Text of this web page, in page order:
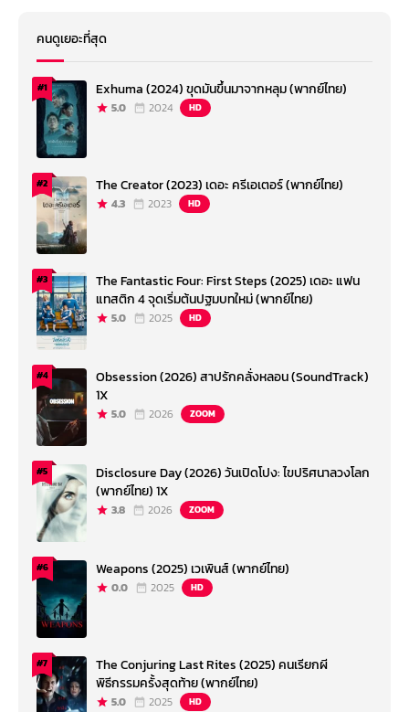
คนดูเยอะที่สุด
#1 Exhuma (2024) ขุดมันขึ้นมาจากหลุม (พากย์ไทย)
5.0 2024 HD
#2 The Creator (2023) เดอะ ครีเอเตอร์ (พากย์ไทย)
4.3 2023 HD
#3
The Fantastic Four: First Steps (2025) เดอะ แฟน
แทสติก 4 จุดเริ่มต้นปฐมบทใหม่ (พากย์ไทย)
5.0 2025 HD
#4
Obsession (2026) สาปรักคลั่งหลอน (SoundTrack)
1X
5.0 2026 ZOOM
#5
Disclosure Day (2026) วันเปิดโปง: ไขปริศนาลวงโลก
(พากย์ไทย) 1X
3.8 2026 ZOOM
#6 Weapons (2025) เวเพินส์ (พากย์ไทย)
0.0 2025 HD
#7
The Conjuring Last Rites (2025) คนเรียกผี
พิธีกรรมครั้งสุดท้าย (พากย์ไทย)
5.0 2025 HD